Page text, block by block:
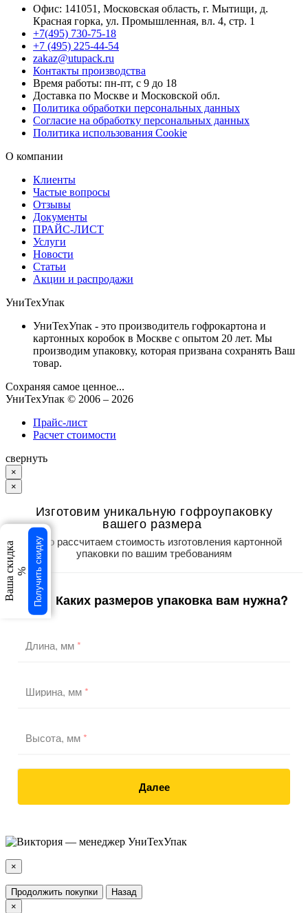
Офис: 141051, Московская область, г. Мытищи, д.
Красная горка, ул. Промышленная, вл. 4, стр. 1
+7(495) 730-75-18
+7 (495) 225-44-54
zakaz@utupack.ru
Контакты производства
Время работы: пн-пт, с 9 до 18
Доставка по Москве и Московской обл.
Политика обработки персональных данных
Согласие на обработку персональных данных
Политика использования Cookie
О компании
Клиенты
Частые вопросы
Отзывы
Документы
ПРАЙС-ЛИСТ
Услуги
Новости
Статьи
Акции и распродажи
УниТехУпак
УниТехУпак - это производитель гофрокартона и
картонных коробок в Москве с опытом 20 лет. Мы
производим упаковку, которая призвана сохранять Ваш
товар.
Сохраняя самое ценное...
УниТехУпак © 2006 – 2026
Прайс-лист
Расчет стоимости
свернуть
×
×
Изготовим уникальную гофроупаковку
вашего размера
Точно рассчитаем стоимость изготовления картонной
упаковки по вашим требованиям
/3 Каких размеров упаковка вам нужна?
Длина, мм*
Ширина, мм*
Высота, мм*
Далее
×
Продолжить покупки
Назад
×
Ваша скидка % Получить скидку